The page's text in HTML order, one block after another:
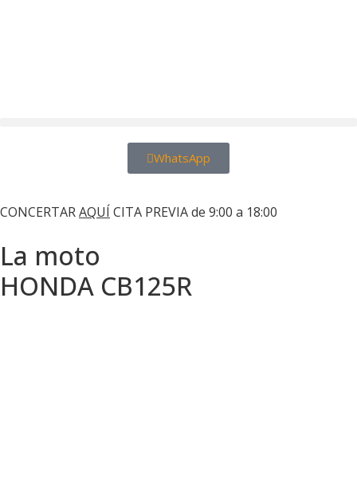
WhatsApp
CONCERTARAQUÍCITA PREVIA de 9:00 a 18:00
La moto
HONDA CB125R